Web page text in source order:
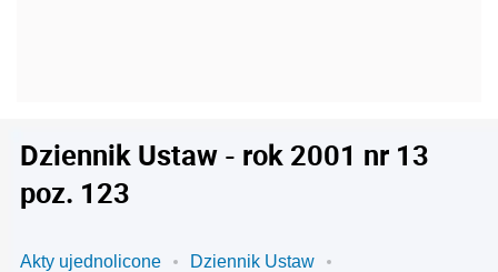
Dziennik Ustaw - rok 2001 nr 13
poz. 123
Akty ujednolicone
Dziennik Ustaw